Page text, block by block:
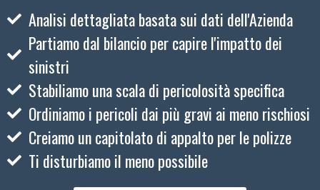
Analisi dettagliata basata sui dati dell'Azienda
Partiamo dal bilancio per capire l'impatto dei
sinistri
Stabiliamo una scala di pericolosità specifica
Ordiniamo i pericoli dai più gravi ai meno rischiosi
Creiamo un capitolato di appalto per le polizze
Ti disturbiamo il meno possibile